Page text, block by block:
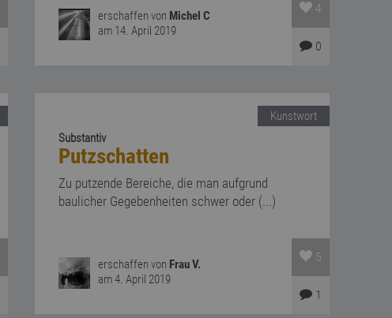
erschaffen von Michel C
am 14. April 2019
4
0
Kunstwort
Substantiv
Putzschatten
Zu putzende Bereiche, die man aufgrund
baulicher Gegebenheiten schwer oder (...)
erschaffen von Frau V.
am 4. April 2019
5
1